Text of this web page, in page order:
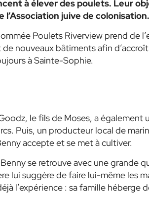
à élever des poulets. Leur
l’Association juive de colonisation.
Poulets Riverview prend de
nouveaux bâtiments afin
à Sainte-Sophie.
le fils de Moses, a
Puis, un producteur local de
accepte et se met à cultiver.
se retrouve avec une grande
lui suggère de faire lui-même les
l’expérience : sa famille héberge